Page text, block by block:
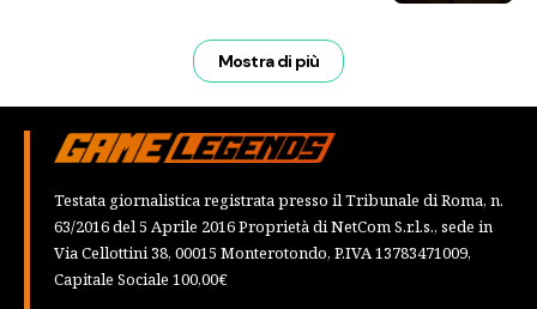
Mostra di più
Testata giornalistica registrata presso il Tribunale di Roma, n.
63/2016 del 5 Aprile 2016 Proprietà di NetCom S.r.l.s., sede in
Via Cellottini 38, 00015 Monterotondo, P.IVA 13783471009,
Capitale Sociale 100,00€